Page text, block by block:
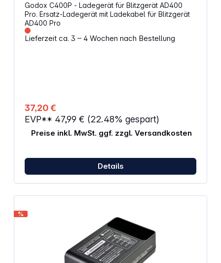
Godox C400P - Ladegerät für Blitzgerät AD400
Pro. Ersatz-Ladegerät mit Ladekabel für Blitzgerät
AD400 Pro
Lieferzeit ca. 3 – 4 Wochen nach Bestellung
37,20 €
EVP** 47,99 € (22.48% gespart)
Preise inkl. MwSt. ggf. zzgl. Versandkosten
Details
%